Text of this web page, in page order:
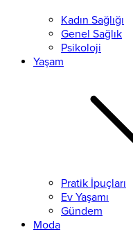
Kadın Sağlığı
Genel Sağlık
Psikoloji
Yaşam
Pratik İpuçları
Ev Yaşamı
Gündem
Moda